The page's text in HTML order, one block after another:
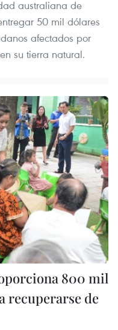
australiana de
50 mil dólares
afectados por
su tierra natural.
800 mil
recuperarse de